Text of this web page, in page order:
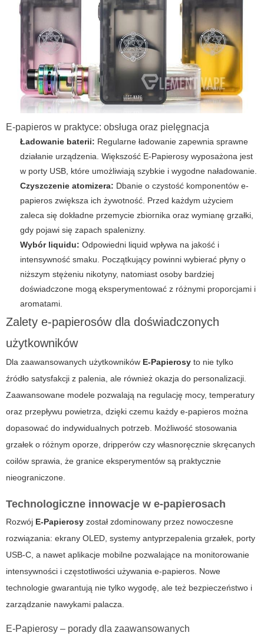
E-papieros w praktyce: obsługa oraz pielęgnacja
Ładowanie baterii: Regularne ładowanie zapewnia sprawne
działanie urządzenia. Większość E-Papierosy wyposażona jest
w porty USB, które umożliwiają szybkie i wygodne naładowanie.
Czyszczenie atomizera: Dbanie o czystość komponentów e-
papieros zwiększa ich żywotność. Przed każdym użyciem
zaleca się dokładne przemycie zbiornika oraz wymianę grzałki,
gdy pojawi się zapach spalenizny.
Wybór liquidu: Odpowiedni liquid wpływa na jakość i
intensywność smaku. Początkujący powinni wybierać płyny o
niższym stężeniu nikotyny, natomiast osoby bardziej
doświadczone mogą eksperymentować z różnymi proporcjami i
aromatami.
Zalety e-papierosów dla doświadczonych
użytkowników
Dla zaawansowanych użytkowników E-Papierosy to nie tylko
źródło satysfakcji z palenia, ale również okazja do personalizacji.
Zaawansowane modele pozwalają na regulację mocy, temperatury
oraz przepływu powietrza, dzięki czemu każdy e-papieros można
dopasować do indywidualnych potrzeb. Możliwość stosowania
grzałek o różnym oporze, dripperów czy własnoręcznie skręcanych
coilów sprawia, że granice eksperymentów są praktycznie
nieograniczone.
Technologiczne innowacje w e-papierosach
Rozwój E-Papierosy został zdominowany przez nowoczesne
rozwiązania: ekrany OLED, systemy antyprzepalenia grzałek, porty
USB-C, a nawet aplikacje mobilne pozwalające na monitorowanie
intensywności i częstotliwości używania e-papieros. Nowe
technologie gwarantują nie tylko wygodę, ale też bezpieczeństwo i
zarządzanie nawykami palacza.
E-Papierosy – porady dla zaawansowanych